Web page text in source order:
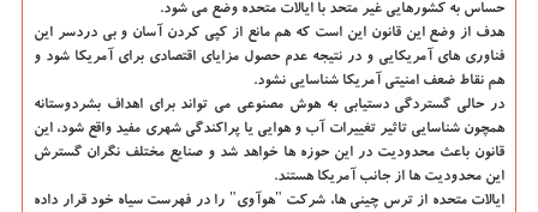
حساس به كشورهایی غیر متحد با ایالات متحده وضع می شود.
هدف از وضع این قانون این است كه هم مانع از كپی كردن آسان و بی دردسر این
فناوری های آمریكایی و در نتیجه عدم حصول مزایای اقتصادی برای آمریكا شود و
هم نقاط ضعف امنیتی آمریكا شناسایی نشود.
در حالی گستردگی دستیابی به هوش مصنوعی می تواند برای اهداف بشردوستانه
همچون شناسایی تاثیر تغییرات آب و هوایی یا پراكندگی شهری مفید واقع شود، این
قانون باعث محدودیت در این حوزه ها خواهد شد و صنایع مختلف نگران گسترش
این محدودیت ها از جانب آمریكا هستند.
ایالات متحده از ترس چینی ها، شركت "هوآوی" را در فهرست سیاه خود قرار داده